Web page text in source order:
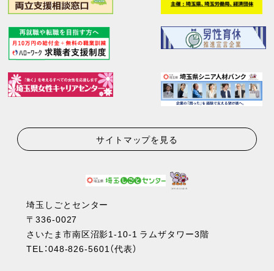
サイトマップを見る
埼玉しごとセンター
〒336-0027
さいたま市南区沼影1-10-1 ラムザタワー3階
TEL：048-826-5601（代表）